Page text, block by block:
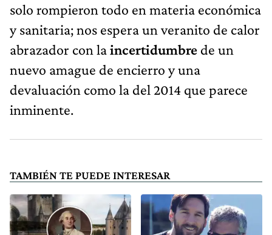
solo rompieron todo en materia económica
y sanitaria; nos espera un veranito de calor
abrazador con laincertidumbre de un
nuevo amague de encierro y una
devaluación como la del 2014 que parece
inminente.
TAMBIÉN TE PUEDE INTERESAR